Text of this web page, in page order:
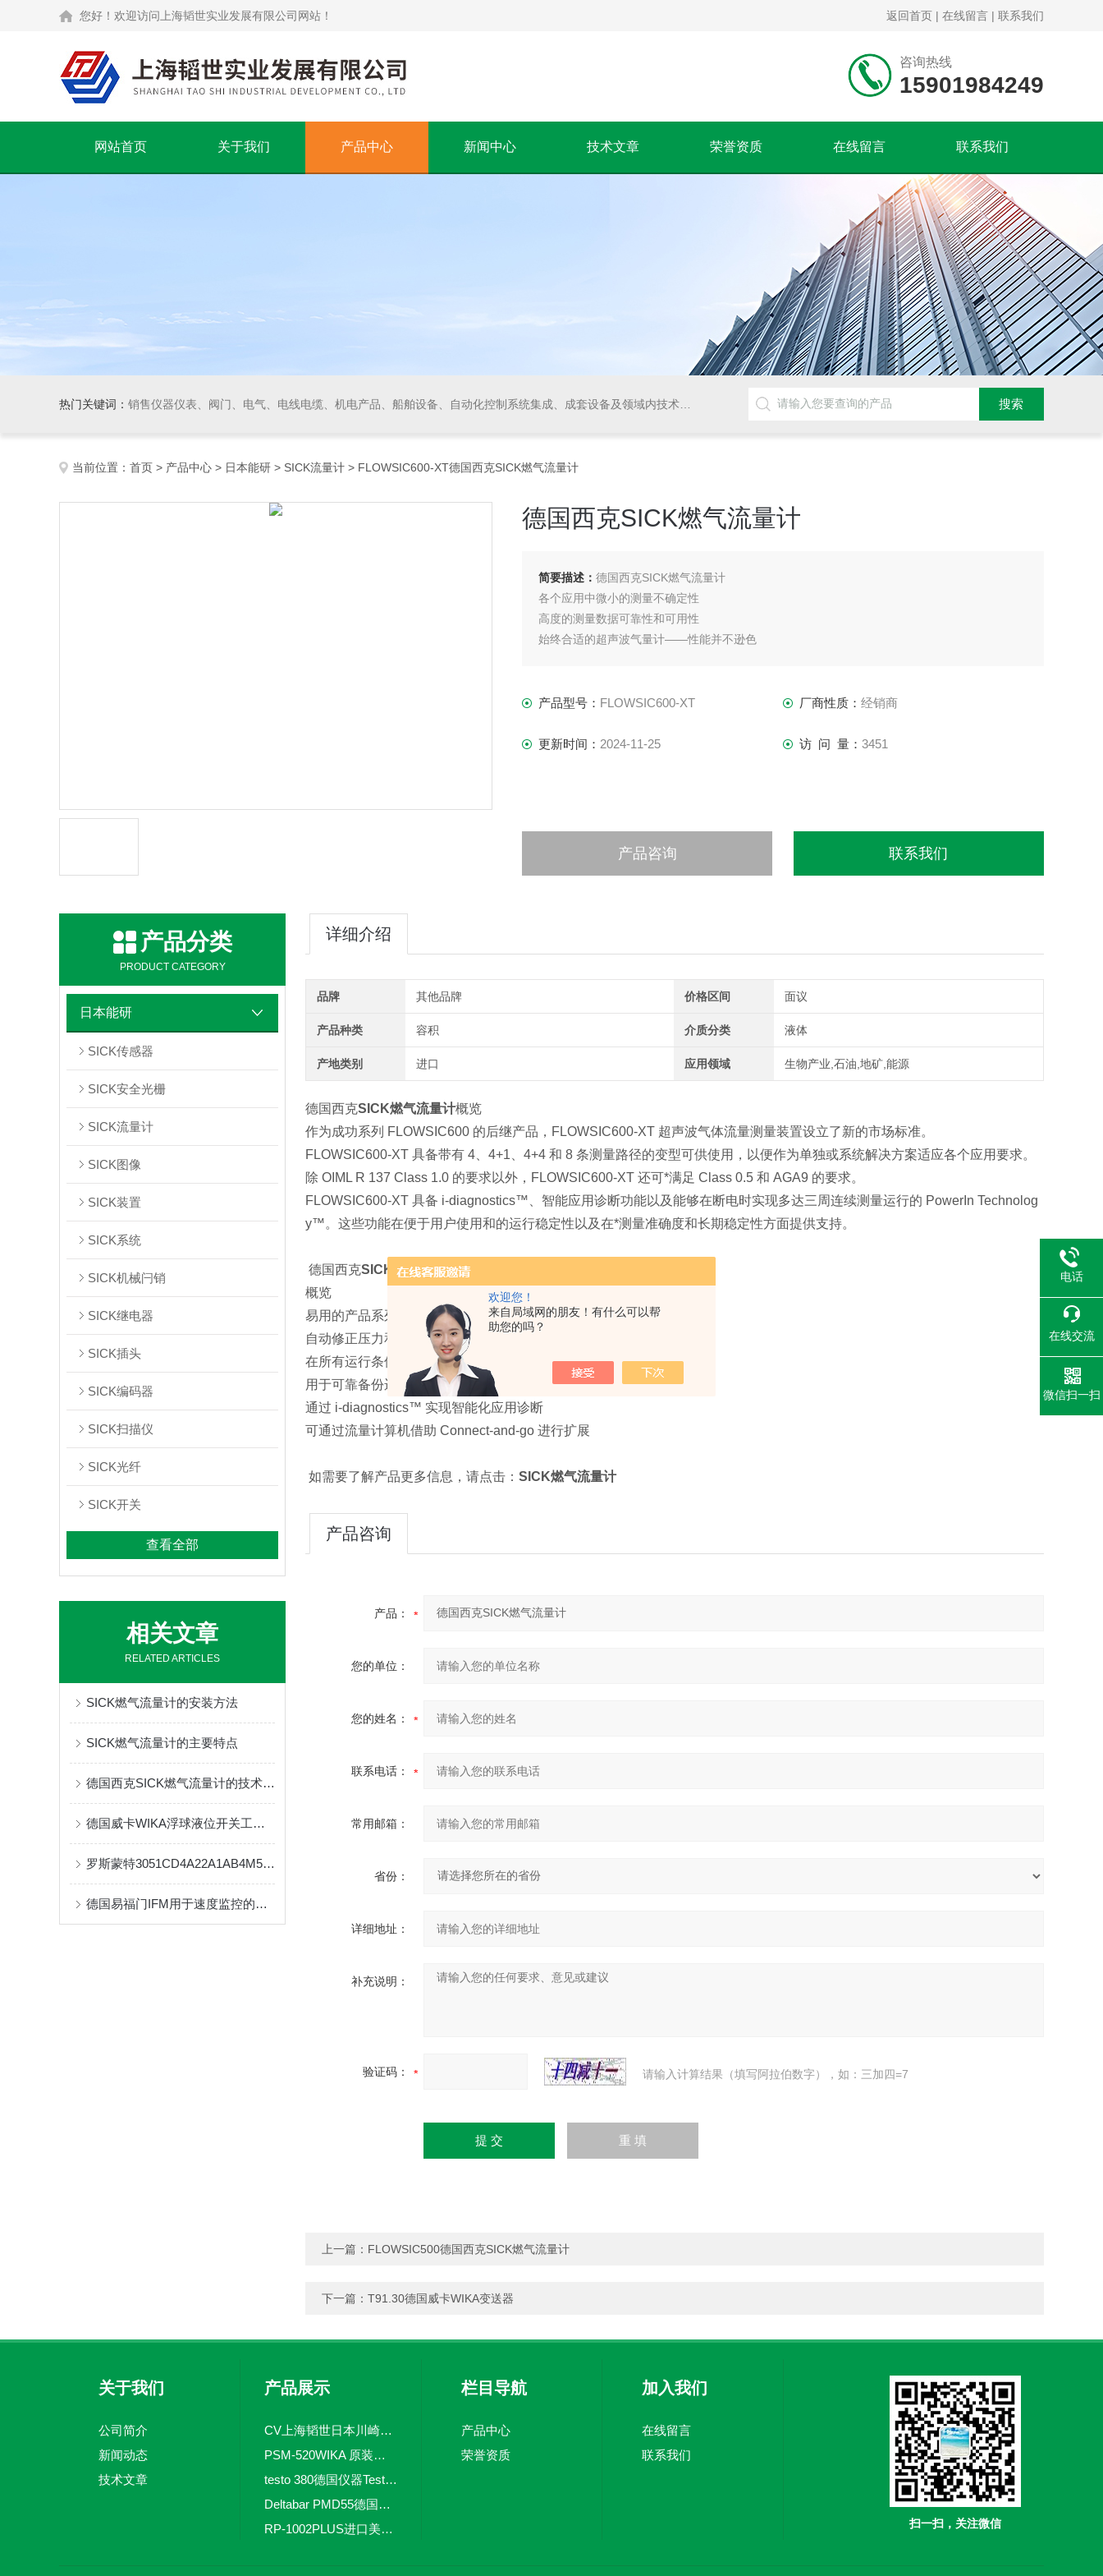
欢迎您！
来自局域网的朋友！有什么可以帮
助您的吗？
您好！欢迎访问上海韬世实业发展有限公司网站！ 返回首页 | 在线留言 | 联系我们
咨询热线
15901984249
网站首页 关于我们 产品中心 新闻中心 技术文章 荣誉资质 在线留言 联系我们
热门关键词： 销售仪器仪表、阀门、电气、电线电缆、机电产品、船舶设备、自动化控制系统集成、成套设备及领域内技术开发、技术转让、技术咨询、技术服务，从事货物及技术的进出口业务，仪器仪表、阀门、电线电缆的生产、加工。
当前位置： 首页 > 产品中心 > 日本能研 > SICK流量计 > FLOWSIC600-XT德国西克SICK燃气流量计
德国西克SICK燃气流量计
简要描述： 德国西克SICK燃气流量计
各个应用中微小的测量不确定性
高度的测量数据可靠性和可用性
始终合适的超声波气量计——性能并不逊色
产品型号： FLOWSIC600-XT 厂商性质： 经销商
更新时间： 2024-11-25 访 问 量： 3451
产品咨询 联系我们
产品分类
PRODUCT CATEGORY
日本能研
SICK传感器
SICK安全光栅
SICK流量计
SICK图像
SICK装置
SICK系统
SICK机械闩销
SICK继电器
SICK插头
SICK编码器
SICK扫描仪
SICK光纤
SICK开关
查看全部
相关文章
RELATED ARTICLES
SICK燃气流量计的安装方法
SICK燃气流量计的主要特点
德国西克SICK燃气流量计的技术参数
德国威卡WIKA浮球液位开关工作原理
罗斯蒙特3051CD4A22A1AB4M5K5差压变送器的参数和使用
德国易福门IFM用于速度监控的紧凑型估算单位
详细介绍
品牌 其他品牌 价格区间 面议
产品种类 容积 介质分类 液体
产地类别 进口 应用领域 生物产业,石油,地矿,能源
德国西克SICK燃气流量计概览
作为成功系列 FLOWSIC600 的后继产品，FLOWSIC600-XT 超声波气体流量测量装置设立了新的市场标准。
FLOWSIC600-XT 具备带有 4、4+1、4+4 和 8 条测量路径的变型可供使用，以便作为单独或系统解决方案适应各个应用要求。
除 OIML R 137 Class 1.0 的要求以外，FLOWSIC600-XT 还可*满足 Class 0.5 和 AGA9 的要求。
FLOWSIC600-XT 具备 i-diagnostics™、智能应用诊断功能以及能够在断电时实现多达三周连续测量运行的 PowerIn Technolog
y™。这些功能在便于用户使用和的运行稳定性以及在*测量准确度和长期稳定性方面提供支持。
德国西克SICK燃气流量计
概览
易用的产品系列
自动修正压力和温度影响
在所有运行条件下可用
用于可靠备份运行的PowerIn Technology™
通过 i-diagnostics™ 实现智能化应用诊断
可通过流量计算机借助 Connect-and-go 进行扩展
如需要了解产品更多信息，请点击： SICK燃气流量计
产品咨询
产品：
您的单位：
您的姓名：
联系电话：
常用邮箱：
省份：
详细地址：
补充说明：
验证码： 请输入计算结果（填写阿拉伯数字），如：三加四=7
上一篇： FLOWSIC500德国西克SICK燃气流量计
下一篇： T91.30德国威卡WIKA变送器
关于我们
公司简介
新闻动态
技术文章
产品展示
CV上海韬世日本川崎KAWAKI坚固止回阀
PSM-520WIKA 原装威卡压力开关
testo 380德国仪器Testo烟尘直读仪
Deltabar PMD55德国E+H差压测量变送器
RP-1002PLUS进口美国honeywell气体火灾报警控制器
栏目导航
产品中心
荣誉资质
加入我们
在线留言
联系我们
扫一扫，关注微信
电话
在线交流
微信扫一扫